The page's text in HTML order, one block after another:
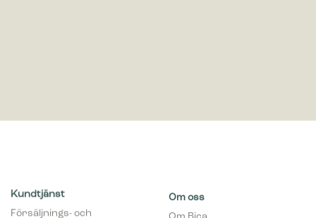
Kundtjänst
Försäljnings- och
Om oss
Om Bica